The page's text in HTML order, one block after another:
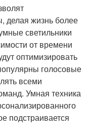
делая жизнь более
светильники
от времени
оптимизировать
голосовые
всеми
Умная техника
подстраивается